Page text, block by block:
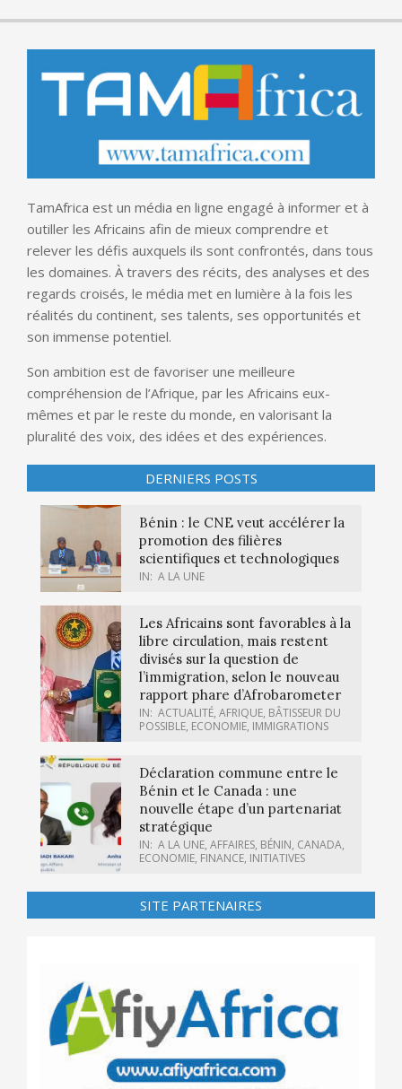
TamAfrica est un média en ligne engagé à informer et à
outiller les Africains afin de mieux comprendre et
relever les défis auxquels ils sont confrontés, dans tous
les domaines. À travers des récits, des analyses et des
regards croisés, le média met en lumière à la fois les
réalités du continent, ses talents, ses opportunités et
son immense potentiel.
Son ambition est de favoriser une meilleure
compréhension de l’Afrique, par les Africains eux-
mêmes et par le reste du monde, en valorisant la
pluralité des voix, des idées et des expériences.
DERNIERS POSTS
Bénin : le CNE veut accélérer la
promotion des filières
scientifiques et technologiques
IN: A LA UNE
Les Africains sont favorables à la
libre circulation, mais restent
divisés sur la question de
l’immigration, selon le nouveau
rapport phare d’Afrobarometer
IN: ACTUALITÉ, AFRIQUE, BÂTISSEUR DU
POSSIBLE, ECONOMIE, IMMIGRATIONS
Déclaration commune entre le
Bénin et le Canada : une
nouvelle étape d’un partenariat
stratégique
IN: A LA UNE, AFFAIRES, BÉNIN, CANADA,
ECONOMIE, FINANCE, INITIATIVES
SITE PARTENAIRES